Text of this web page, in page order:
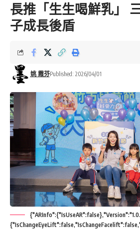
長推「生生喝鮮乳」
子成長後盾
姚 霞芬Published: 2026/04/01